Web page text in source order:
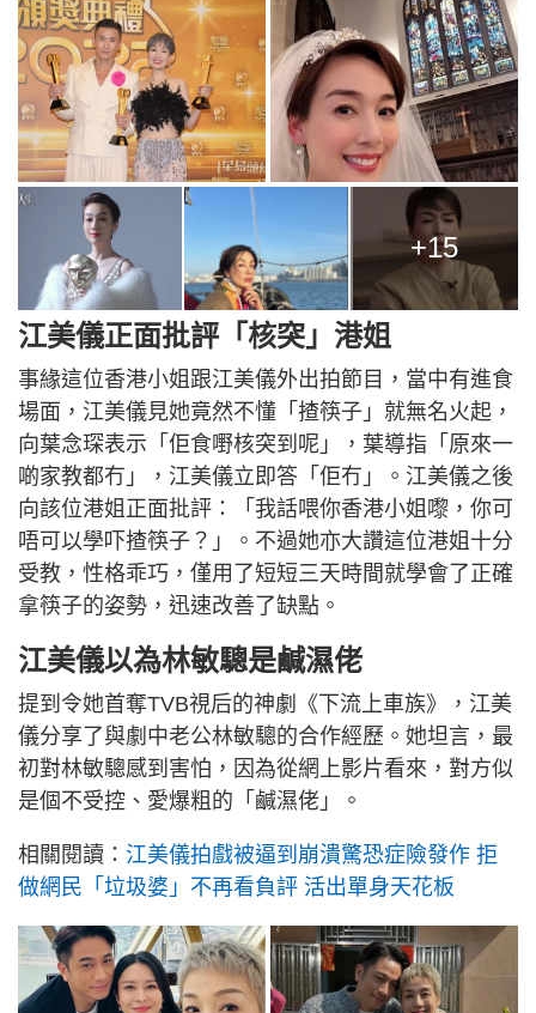
+15
江美儀正面批評「核突」港姐
事緣這位香港小姐跟江美儀外出拍節目，當中有進食
場面，江美儀見她竟然不懂「揸筷子」就無名火起，
向葉念琛表示「佢食嘢核突到呢」，葉導指「原來一
啲家教都冇」，江美儀立即答「佢冇」。江美儀之後
向該位港姐正面批評：「我話喂你香港小姐嚟，你可
唔可以學吓揸筷子？」。不過她亦大讚這位港姐十分
受教，性格乖巧，僅用了短短三天時間就學會了正確
拿筷子的姿勢，迅速改善了缺點。
江美儀以為林敏驄是鹹濕佬
提到令她首奪TVB視后的神劇《下流上車族》，江美
儀分享了與劇中老公林敏驄的合作經歷。她坦言，最
初對林敏驄感到害怕，因為從網上影片看來，對方似
是個不受控、愛爆粗的「鹹濕佬」。
相關閱讀： 江美儀拍戲被逼到崩潰驚恐症險發作 拒
做網民「垃圾婆」不再看負評 活出單身天花板